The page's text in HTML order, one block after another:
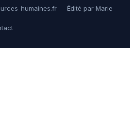
humaines.fr — Édité par Marie